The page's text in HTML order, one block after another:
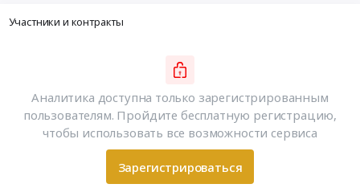
Участники и контракты
Аналитика доступна только зарегистрированным
пользователям. Пройдите бесплатную регистрацию,
чтобы использовать все возможности сервиса
Зарегистрироваться